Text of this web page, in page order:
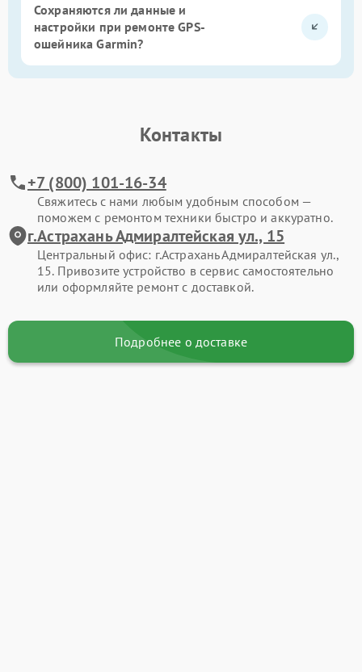
Сохраняются ли данные и
настройки при ремонте GPS-
ошейника Garmin?
Контакты
+7 (800) 101-16-34
Свяжитесь с нами любым удобным способом —
поможем с ремонтом техники быстро и аккуратно.
г.Астрахань Адмиралтейская ул., 15
Центральный офис: г.Астрахань Адмиралтейская ул.,
15. Привозите устройство в сервис самостоятельно
или оформляйте ремонт с доставкой.
Подробнее о доставке